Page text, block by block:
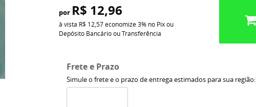
por R$ 12,96
à vista R$ 12,57economize3% no Pix ou
Depósito Bancário ou Transferência
Frete e Prazo
Simule o frete e o prazo de entrega estimados para sua região: